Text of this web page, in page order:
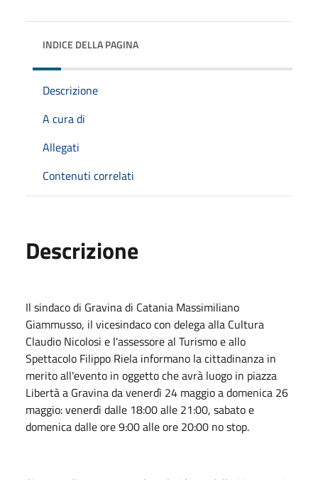
INDICE DELLA PAGINA
Descrizione
A cura di
Allegati
Contenuti correlati
Descrizione
Il sindaco di Gravina di Catania Massimiliano
Giammusso, il vicesindaco con delega alla Cultura
Claudio Nicolosi e l'assessore al Turismo e allo
Spettacolo Filippo Riela informano la cittadinanza in
merito all'evento in oggetto che avrà luogo in piazza
Libertà a Gravina da venerdì 24 maggio a domenica 26
maggio: venerdì dalle 18:00 alle 21:00, sabato e
domenica dalle ore 9:00 alle ore 20:00 no stop.